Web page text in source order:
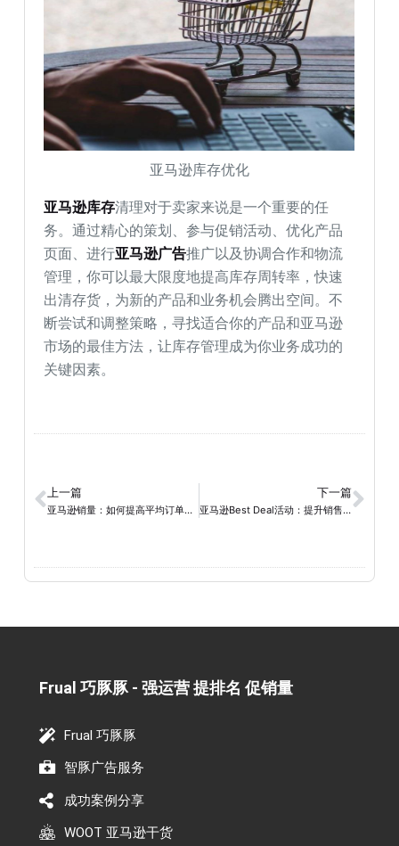
亚马逊库存优化
亚马逊库存清理对于卖家来说是一个重要的任
务。通过精心的策划、参与促销活动、优化产品
页面、进行亚马逊广告推广以及协调合作和物流
管理，你可以最大限度地提高库存周转率，快速
出清存货，为新的产品和业务机会腾出空间。不
断尝试和调整策略，寻找适合你的产品和亚马逊
市场的最佳方法，让库存管理成为你业务成功的
关键因素。
上一篇
亚马逊销量：如何提高平均订单（AOV）
下一篇
亚马逊Best Deal活动：提升销售和品牌曝光的绝佳机会！
Frual 巧豚豚 - 强运营 提排名 促销量​
Frual 巧豚豚
智豚广告服务
成功案例分享
WOOT 亚马逊干货